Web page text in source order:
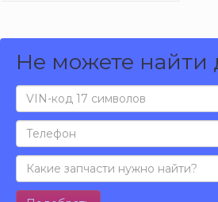
Не можете найти